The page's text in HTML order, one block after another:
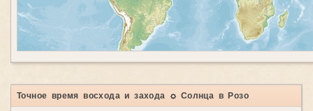
Точное время восхода и захода ☼ Солнца в Розо